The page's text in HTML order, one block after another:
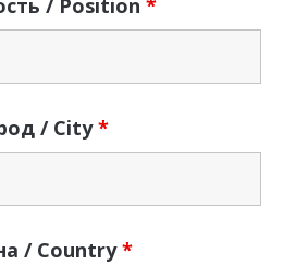
/ Position *
/ Сity*
/ Country*